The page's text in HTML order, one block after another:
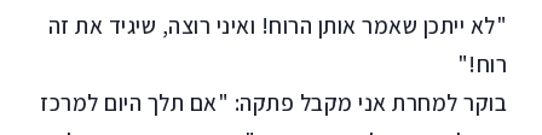
"לא ייתכן שאמר אותן הרוח! ואיני רוצה, שיגיד את זה
רוח!"
בוקר למחרת אני מקבל פתקה: "אם תלך היום למרכז